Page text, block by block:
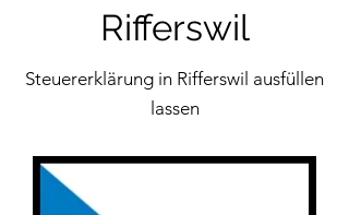
Rifferswil
Steuererklärung in Rifferswil ausfüllen
lassen